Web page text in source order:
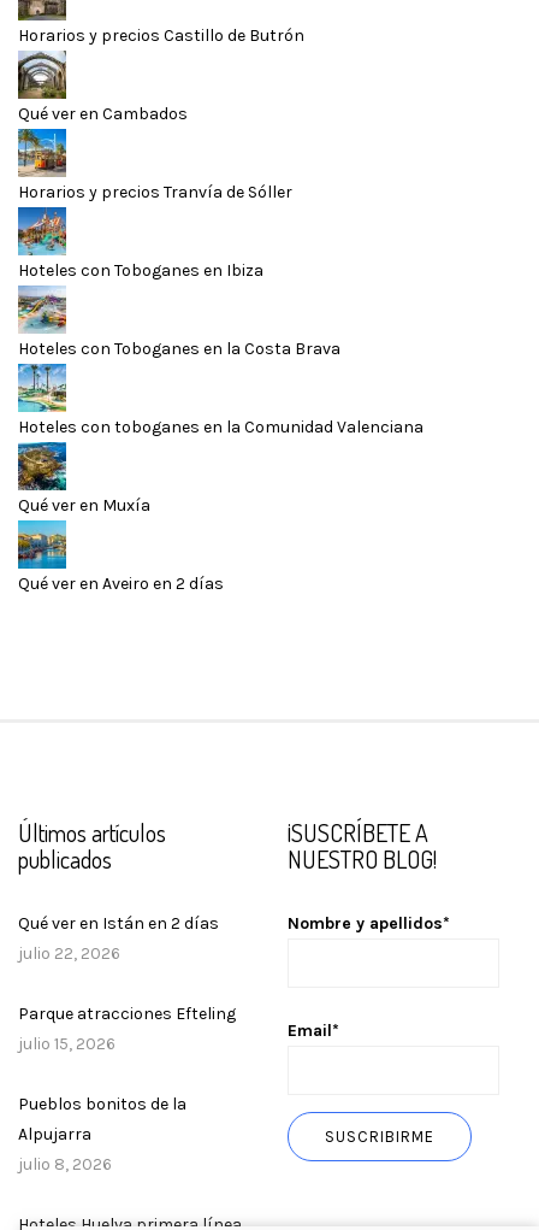
Horarios y precios Castillo de Butrón
Qué ver en Cambados
Horarios y precios Tranvía de Sóller
Hoteles con Toboganes en Ibiza
Hoteles con Toboganes en la Costa Brava
Hoteles con toboganes en la Comunidad Valenciana
Qué ver en Muxía
Qué ver en Aveiro en 2 días
Últimos artículos
publicados
Qué ver en Istán en 2 días
julio 22, 2026
Parque atracciones Efteling
julio 15, 2026
Pueblos bonitos de la
Alpujarra
julio 8, 2026
Hoteles Huelva primera línea
¡SUSCRÍBETE A
NUESTRO BLOG!
Nombre y apellidos*
Email*